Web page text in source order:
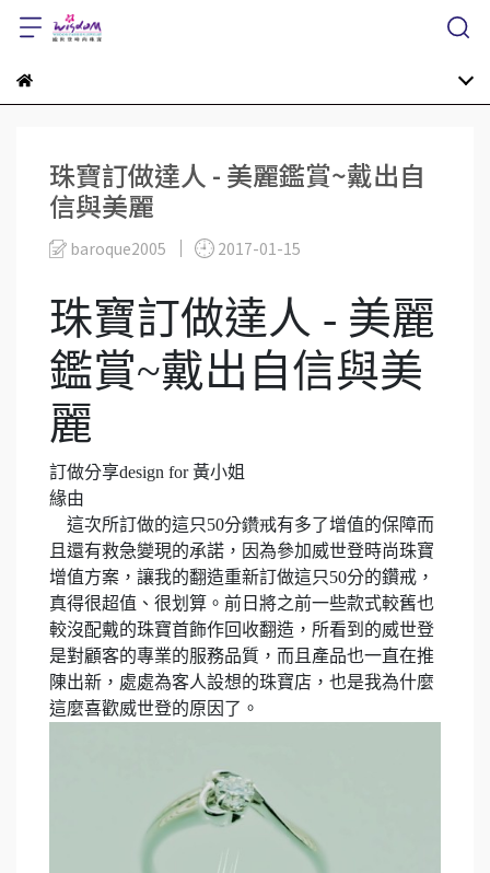
珠寶訂做達人 - 美麗鑑賞~戴出自
信與美麗
baroque2005 2017-01-15
珠寶訂做達人 - 美麗
鑑賞~戴出自信與美
麗
訂做分享design for 黃小姐
緣由
這次所訂做的這只50分鑽戒有多了增值的保障而
且還有救急變現的承諾，因為參加威世登時尚珠寶
增值方案，讓我的翻造重新訂做這只50分的鑽戒，
真得很超值、很划算。前日將之前一些款式較舊也
較沒配戴的珠寶首飾作回收翻造，所看到的威世登
是對顧客的專業的服務品質，而且產品也一直在推
陳出新，處處為客人設想的珠寶店，也是我為什麼
這麼喜歡威世登的原因了。